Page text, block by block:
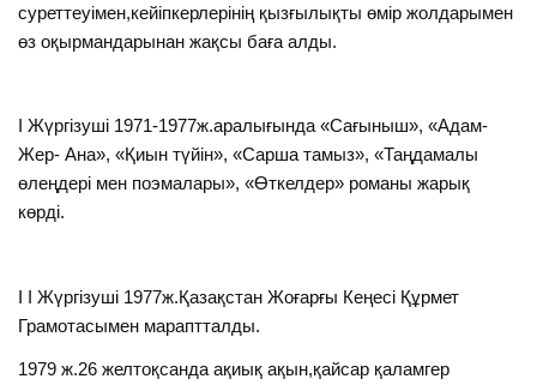
суреттеуімен,кейіпкерлерінің қызғылықты өмір жолдарымен
өз оқырмандарынан жақсы баға алды.
I Жүргізуші 1971-1977ж.аралығында «Сағыныш», «Адам-
Жер- Ана», «Қиын түйін», «Сарша тамыз», «Таңдамалы
өлеңдері мен поэмалары», «Өткелдер» романы жарық
көрді.
I I Жүргізуші 1977ж.Қазақстан Жоғарғы Кеңесі Құрмет
Грамотасымен мараптталды.
1979 ж.26 желтоқсанда ақиық ақын,қайсар қаламгер